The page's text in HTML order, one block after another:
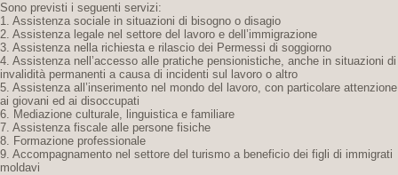
Sono previsti i seguenti servizi:
1. Assistenza sociale in situazioni di bisogno o disagio
2. Assistenza legale nel settore del lavoro e dell’immigrazione
3. Assistenza nella richiesta e rilascio dei Permessi di soggiorno
4. Assistenza nell’accesso alle pratiche pensionistiche, anche in situazioni di
invalidità permanenti a causa di incidenti sul lavoro o altro
5. Assistenza all’inserimento nel mondo del lavoro, con particolare attenzione
ai giovani ed ai disoccupati
6. Mediazione culturale, linguistica e familiare
7. Assistenza fiscale alle persone fisiche
8. Formazione professionale
9. Accompagnamento nel settore del turismo a beneficio dei figli di immigrati
moldavi